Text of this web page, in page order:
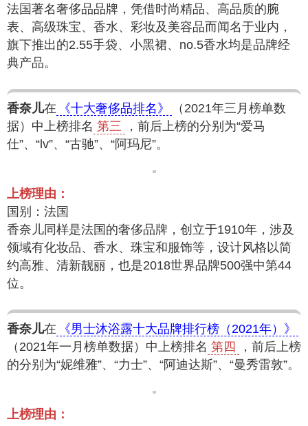
法国著名奢侈品品牌，凭借时尚精品、高品质的腕
表、高级珠宝、香水、彩妆及美容品而闻名于业内，
旗下推出的2.55手袋、小黑裙、no.5香水均是品牌经
典产品。
香奈儿在 《十大奢侈品排名》
（2021年三月榜单数
据）中上榜排名 第三
，前后上榜的分别为“爱马
仕”、“lv”、“古驰”、“阿玛尼”。
上榜理由：
国别：法国
香奈儿同样是法国的奢侈品牌，创立于1910年，涉及
领域有化妆品、香水、珠宝和服饰等，设计风格以简
约高雅、清新靓丽，也是2018世界品牌500强中第44
位。
香奈儿在
《男士沐浴露十大品牌排行榜（2021年）》
（2021年一月榜单数据）中上榜排名 第四
，前后上榜
的分别为“妮维雅”、“力士”、“阿迪达斯”、“曼秀雷敦”。
上榜理由：